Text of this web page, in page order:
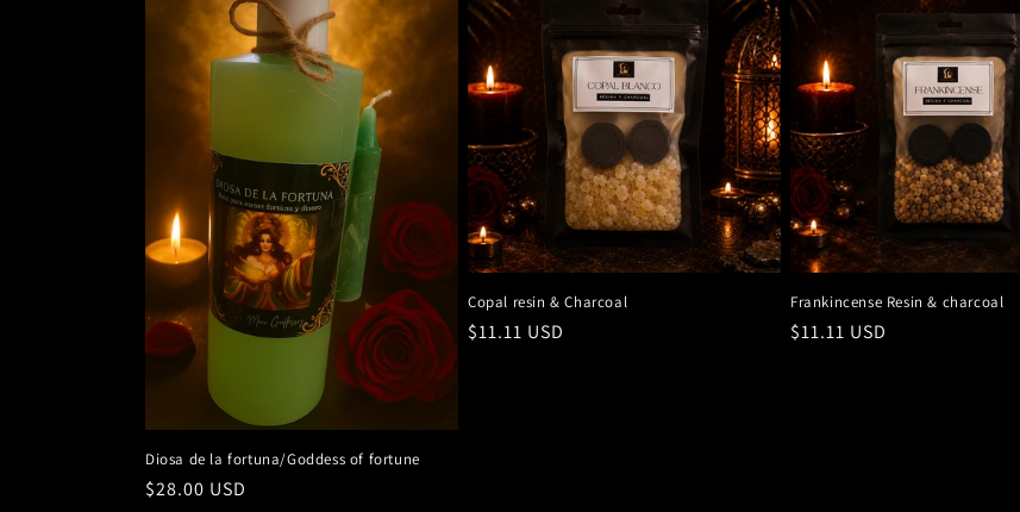
Diosa de la fortuna/Goddess of fortune
Precio
$28.00 USD
Copal resin & Charcoal
Precio
$11.11 USD
Frankincense Resin & charcoal
Precio
$11.11 USD